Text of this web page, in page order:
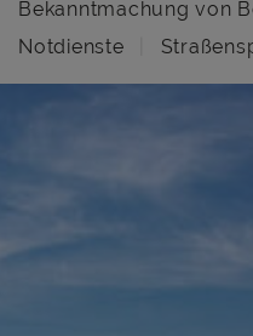
Bekanntmachung von
Notdienste